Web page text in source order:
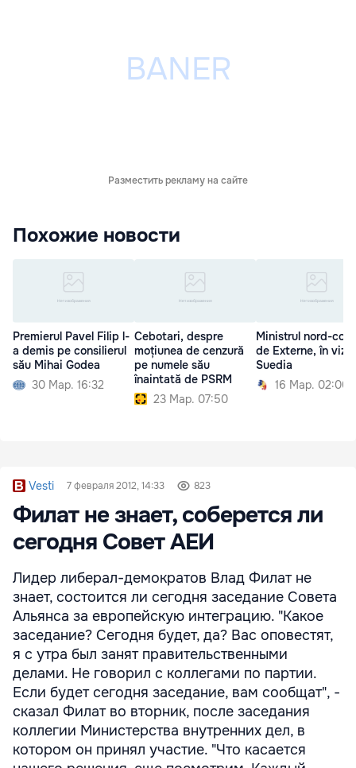
Разместить рекламу на сайте
Похожие новости
Premierul Pavel Filip l-
a demis pe consilierul
său Mihai Godea
30 Мар. 16:32
Cebotari, despre
moțiunea de cenzură
pe numele său
înaintată de PSRM
23 Мар. 07:50
Ministrul nord-
de Externe, în
Suedia
16 Мар. 02:00
Vesti 7 февраля 2012, 14:33 823
Филат не знает, соберется ли
сегодня Совет АЕИ
Лидер либерал-демократов Влад Филат не
знает, состоится ли сегодня заседание Совета
Альянса за европейскую интеграцию. "Какое
заседание? Сегодня будет, да? Вас оповестят,
я с утра был занят правительственными
делами. Не говорил с коллегами по партии.
Если будет сегодня заседание, вам сообщат", -
сказал Филат во вторник, после заседания
коллегии Министерства внутренних дел, в
котором он принял участие. "Что касается